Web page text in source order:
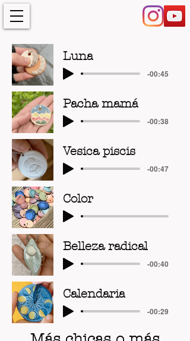
Luna
-00:45
Pacha mamá
-00:38
Vesica piscis
-00:47
Color
Belleza radical
-00:40
Calendaria
-00:29